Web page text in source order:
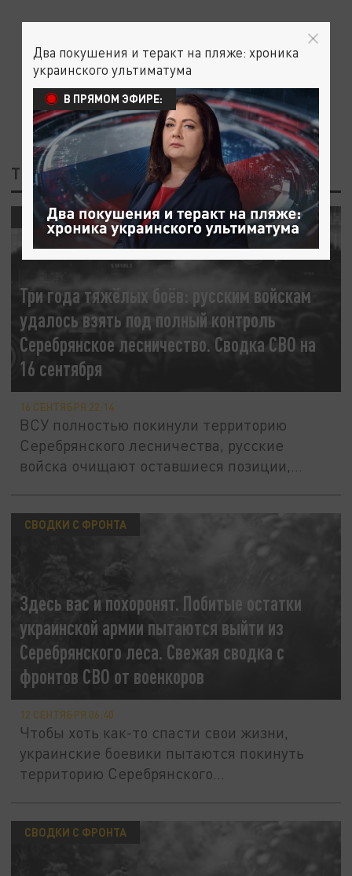
ТЕГ: СЕРЕБРЯНСКОЕ ЛЕСНИЧЕСТВО
Три года тяжёлых боёв: русским войскам
удалось взять под полный контроль
Серебрянское лесничество. Сводка СВО на
16 сентября
СВО
16 СЕНТЯБРЯ 22:14
ВСУ полностью покинули территорию
Серебрянского лесничества, русские
войска очищают оставшиеся позиции,...
Здесь вас и похоронят. Побитые остатки
украинской армии пытаются выйти из
Серебрянского леса. Свежая сводка с
фронтов СВО от военкоров
СВОДКИ С ФРОНТА
12 СЕНТЯБРЯ 06:40
Чтобы хоть как-то спасти свои жизни,
украинские боевики пытаются покинуть
территорию Серебрянского...
СВОДКИ С ФРОНТА
Два покушения и теракт на пляже: хроника
украинского ультиматума
В ПРЯМОМ ЭФИРЕ: